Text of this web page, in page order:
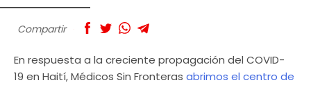
Compartir
En respuesta a la creciente propagación del COVID-
19 en Haití, Médicos Sin Fronteras abrimos el centro de